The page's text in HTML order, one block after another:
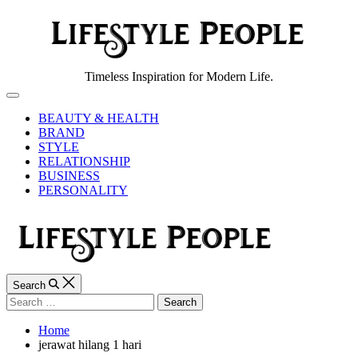
People
Timeless Inspiration for Modern Life.
Off
CanvasBEAUTY & HEALTH
BRAND
STYLE
RELATIONSHIP
BUSINESS
PERSONALITY
Search
Search
for:
Home
jerawat hilang 1 hari